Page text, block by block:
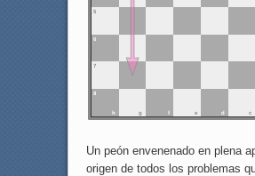
5
6
7
8
h g f e d c
Un peón envenenado en plena
origen de todos los problemas